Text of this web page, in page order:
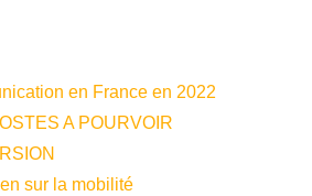
en France en 2022
A POURVOIR
sur la mobilité